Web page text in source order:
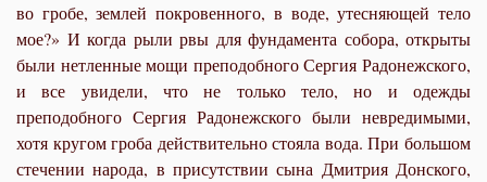
во гробе, землей покровенного, в воде, утесняющей тело
мое?» И когда рыли рвы для фундамента собора, открыты
были нетленные мощи преподобного Сергия Радонежского,
и все увидели, что не только тело, но и одежды
преподобного Сергия Радонежского были невредимыми,
хотя кругом гроба действительно стояла вода. При большом
стечении народа, в присутствии сына Дмитрия Донского,